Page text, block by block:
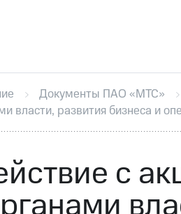
Финансовая отчетность
информации
Акционерный капитал
ДивидендыРынок
Документы ПАО «МТС»
власти, развития бизнеса и
с